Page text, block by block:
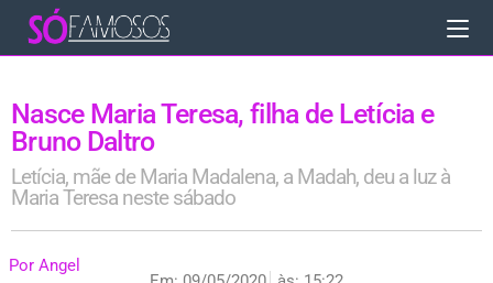
Nasce Maria Teresa, filha de Letícia e
Bruno Daltro
Letícia, mãe de Maria Madalena, a Madah, deu a luz à
Maria Teresa neste sábado
Por Angel